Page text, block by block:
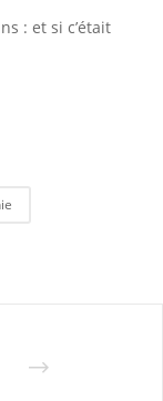
: et si c’était